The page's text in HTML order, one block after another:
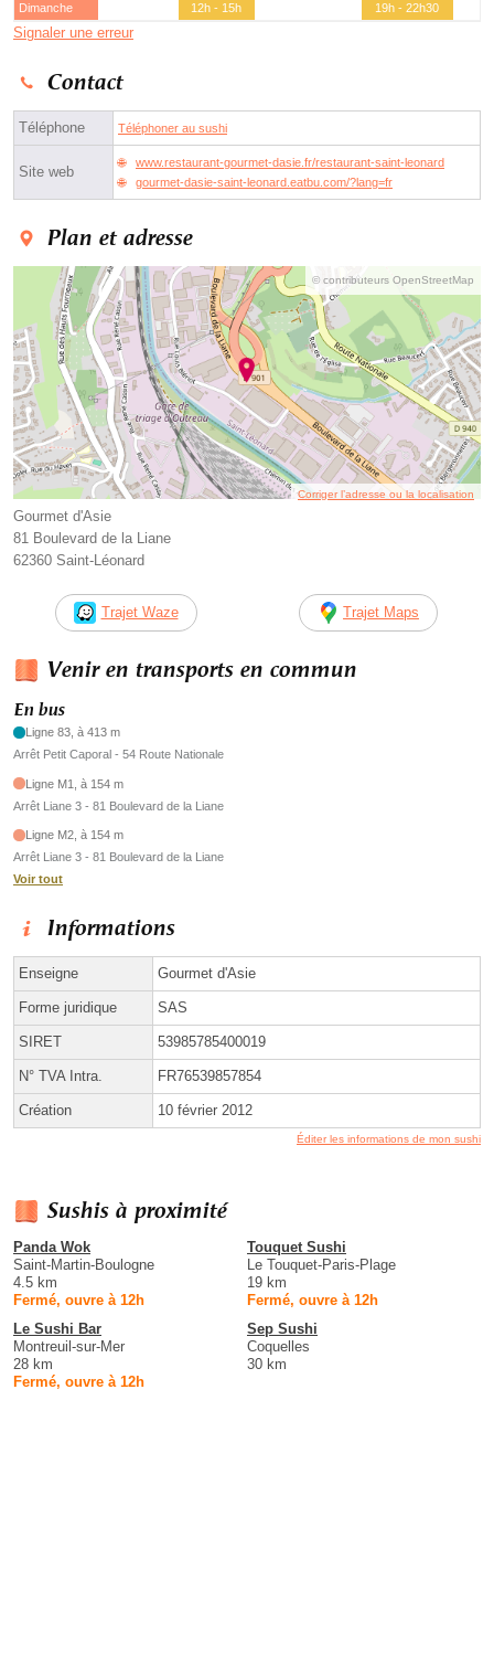
Dimanche
12h - 15h 19h - 22h30
Signaler une erreur
Contact
Téléphone Téléphoner au sushi
Site web
www.restaurant-gourmet-dasie.fr/restaurant-saint-leonard
gourmet-dasie-saint-leonard.eatbu.com/?lang=fr
Plan et adresse
© contributeurs OpenStreetMap
Corriger l’adresse ou la localisation
Gourmet d'Asie
81 Boulevard de la Liane
62360 Saint-Léonard
Trajet Waze Trajet Maps
Venir en transports en commun
En bus
Ligne 83, à 413 m
Arrêt Petit Caporal - 54 Route Nationale
Ligne M1, à 154 m
Arrêt Liane 3 - 81 Boulevard de la Liane
Ligne M2, à 154 m
Arrêt Liane 3 - 81 Boulevard de la Liane
Voir tout
Informations
Enseigne Gourmet d'Asie
Forme juridique SAS
SIRET 53985785400019
N° TVA Intra. FR76539857854
Création 10 février 2012
Éditer les informations de mon sushi
Sushis à proximité
Panda Wok
Saint-Martin-Boulogne
4.5 km
Fermé, ouvre à 12h
Touquet Sushi
Le Touquet-Paris-Plage
19 km
Fermé, ouvre à 12h
Le Sushi Bar
Montreuil-sur-Mer
28 km
Fermé, ouvre à 12h
Sep Sushi
Coquelles
30 km